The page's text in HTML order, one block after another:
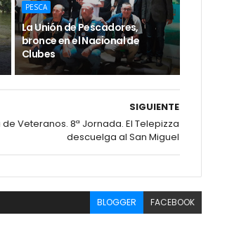
PESCA
La Unión de Pescadores,
bronce en el Nacional de
Clubes
SIGUIENTE
de Veteranos. 8ª Jornada. El Telepizza
descuelga al San Miguel
BLOGGER FACEBOOK